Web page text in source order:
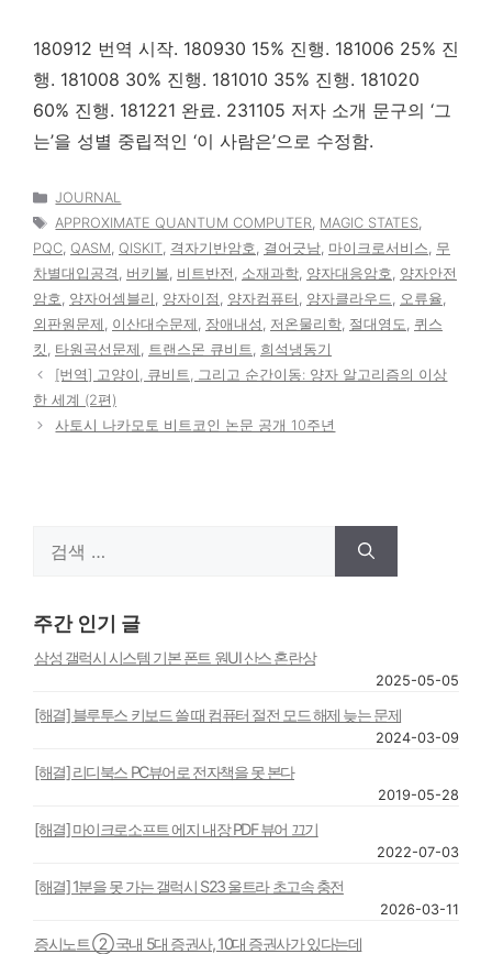
180912 번역 시작. 180930 15% 진행. 181006 25% 진
행. 181008 30% 진행. 181010 35% 진행. 181020
60% 진행. 181221 완료. 231105 저자 소개 문구의 ‘그
는’을 성별 중립적인 ‘이 사람은’으로 수정함.
카
테
리
JOURNAL
태
그
APPROXIMATE QUANTUM COMPUTER MAGIC STATES
PQC QASM QISKIT 격자기반암호 결어긋남 마이크로서비스 무
차별대입공격
버키볼 비트반전 소재과학 양자대응암호 양자안전
암호 양자어셈블리 양자이점 양자컴퓨터 양자클라우드 오류율
외판원문제
이산대수문제 장애내성 저온물리학 절대영도
퀴스
킷
타원곡선문제 트랜스몬 큐비트
희석냉동기
[번역] 고양이, 큐비트, 그리고 순간이동: 양자 알고리즘의 이상
한 세계 (2편)
사토시 나카모토 비트코인 논문 공개 10주년
주간 인기 글
삼성 갤럭시 시스템 기본 폰트 원UI 산스 혼란상
2025-05-05
[해결] 블루투스 키보드 쓸 때 컴퓨터 절전 모드 해제 늦는 문제
2024-03-09
[해결] 리디북스 PC뷰어로 전자책을 못 본다
2019-05-28
[해결] 마이크로소프트 에지 내장 PDF 뷰어 끄기
2022-07-03
[해결] 1분을 못 가는 갤럭시 S23 울트라 초고속 충전
2026-03-11
증시노트 ② 국내 5대 증권사, 10대 증권사가 있다는데